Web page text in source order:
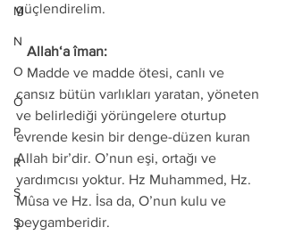
M
N
O
Ö
P
R
S
Ş
güçlendirelim.
   Allah‘a îman:
   Madde ve madde ötesi, canlı ve
cansız bütün varlıkları yaratan, yöneten
ve belirlediği yörüngelere oturtup
evrende kesin bir denge-düzen kuran
Allah bir’dir. O’nun eşi, ortağı ve
yardımcısı yoktur. Hz Muhammed, Hz.
Mûsa ve Hz. İsa da, O’nun kulu ve
peygamberidir.